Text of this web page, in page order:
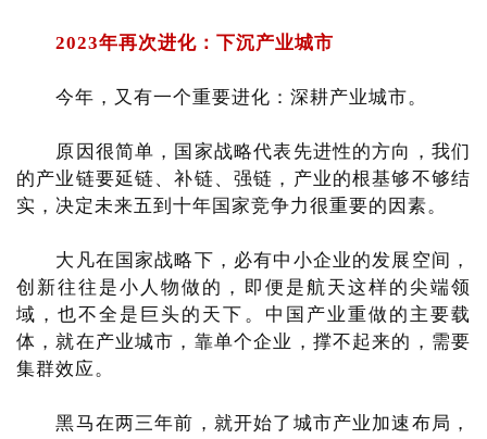
2023年再次进化：下沉产业城市
今年，又有一个重要进化：深耕产业城市。
原因很简单，国家战略代表先进性的方向，我们
的产业链要延链、补链、强链，产业的根基够不够结
实，决定未来五到十年国家竞争力很重要的因素。
大凡在国家战略下，必有中小企业的发展空间，
创新往往是小人物做的，即便是航天这样的尖端领
域，也不全是巨头的天下。中国产业重做的主要载
体，就在产业城市，靠单个企业，撑不起来的，需要
集群效应。
黑马在两三年前，就开始了城市产业加速布局，